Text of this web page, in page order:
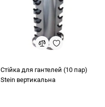
Стійка для гантелей (10 пар)
Stein вертикальна